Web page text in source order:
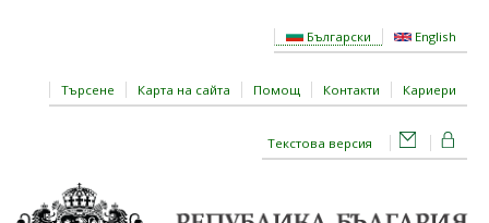
Български English
Търсене Карта на сайта Помощ Контакти Кариери
Текстова версия